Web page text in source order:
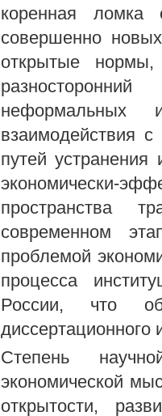
коренная ломка
совершенно
открытые
неформальных
взаимодействия
путей
экономически-
пространства
современном
проблемой
процесса
России, что
диссертационного
Степень
экономической
открытости,